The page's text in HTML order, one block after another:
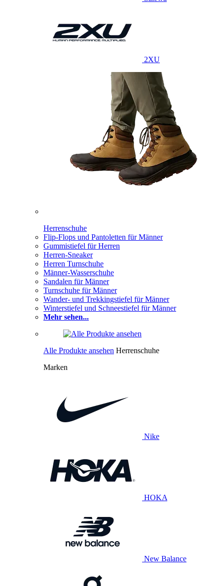
2XU
Herrenschuhe
Flip-Flops und Pantoletten für Männer
Gummistiefel für Herren
Herren-Sneaker
Herren Turnschuhe
Männer-Wasserschuhe
Sandalen für Männer
Turnschuhe für Männer
Wander- und Trekkingstiefel für Männer
Winterstiefel und Schneestiefel für Männer
Mehr sehen...
Alle Produkte ansehen Herrenschuhe
Marken
Nike
HOKA
New Balance